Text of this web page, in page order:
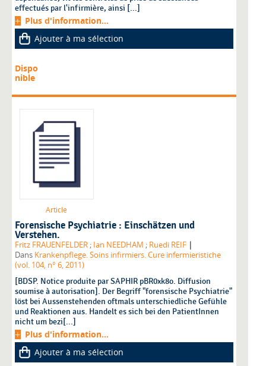
effectués par l'infirmière, ainsi [...]
Plus d'information...
Ajouter à ma sélection
Dispo
nible
Article
Forensische Psychiatrie : Einschätzen und
Verstehen.
Fritz FRAUENFELDER ; Ian NEEDHAM ; Ruedi REIF |
Dans Krankenpflege. Soins infirmiers. Cure infermieristiche
(vol. 104, n° 6, 2011)
[BDSP. Notice produite par SAPHIR pBR0xk8o. Diffusion
soumise à autorisation]. Der Begriff "forensische Psychiatrie"
löst bei Aussenstehenden oftmals unterschiedliche Gefühle
und Reaktionen aus. Handelt es sich bei den PatientInnen
nicht um bezi[...]
Plus d'information...
Ajouter à ma sélection